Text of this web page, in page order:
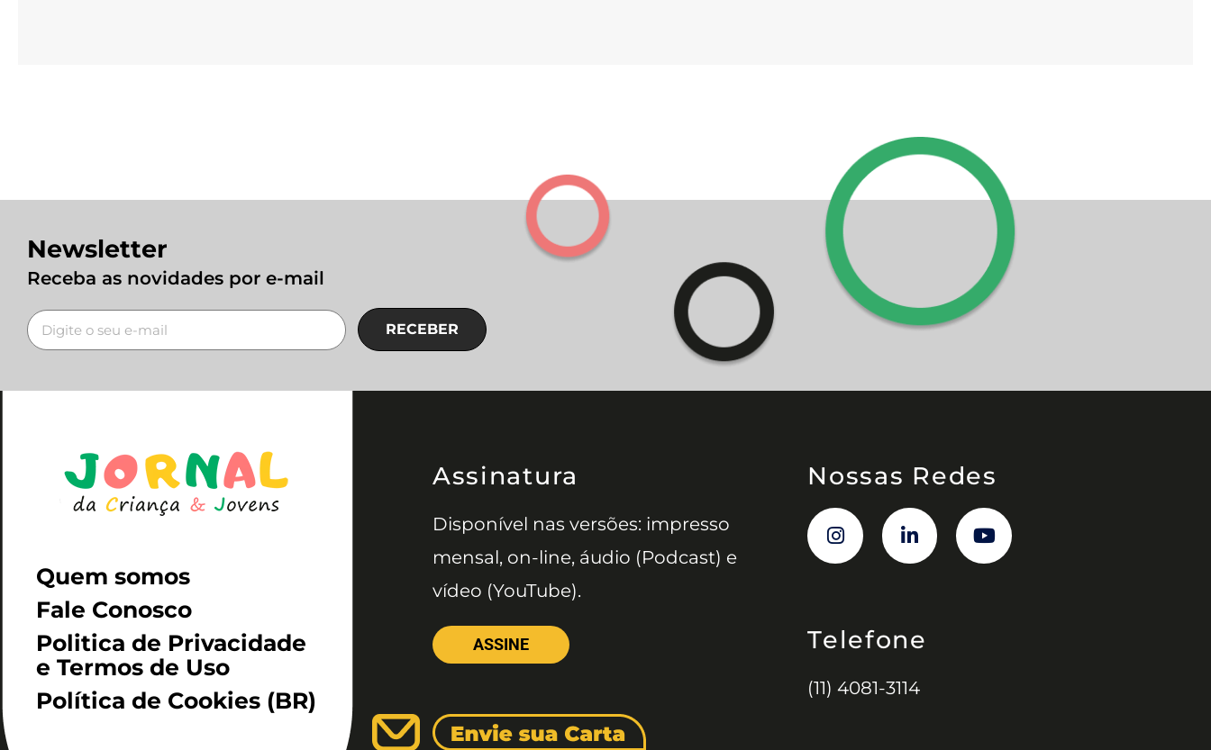
Newsletter
Receba as novidades por e-mail
RECEBER
Quem somos
Fale Conosco
Politica de Privacidade
e Termos de Uso
Política de Cookies (BR)
Assinatura
Disponível nas versões: impresso
mensal, on-line, áudio (Podcast) e
vídeo (YouTube).
ASSINE
Nossas Redes
Telefone
(11) 4081-3114